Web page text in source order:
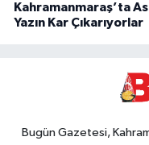
Kahramanmaraş’ta
Yazın Kar Çıkarıyorlar
Bugün Gazetesi,